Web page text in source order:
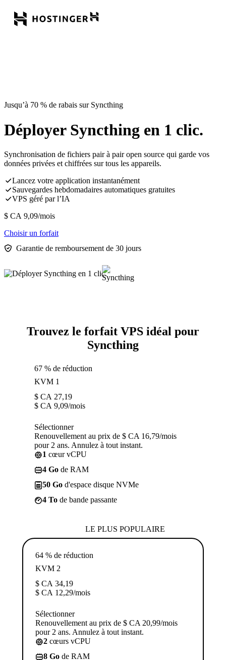
Jusqu’à 70 % de rabais sur Syncthing
Déployer Syncthing en 1 clic.
Synchronisation de fichiers pair à pair open source qui garde vos
données privées et chiffrées sur tous les appareils.
Lancez votre application instantanément
Sauvegardes hebdomadaires automatiques gratuites
VPS géré par l’IA
$ CA 9,09/mois
Choisir un forfait
Garantie de remboursement de 30 jours
Trouvez le forfait VPS idéal pour
Syncthing
67 % de réduction
KVM 1
$ CA 27,19
$ CA 9,09/mois
Sélectionner
Renouvellement au prix de $ CA 16,79/mois
pour 2 ans. Annulez à tout instant.
1 cœur vCPU
4 Go de RAM
50 Go d'espace disque NVMe
4 To de bande passante
LE PLUS POPULAIRE
64 % de réduction
KVM 2
$ CA 34,19
$ CA 12,29/mois
Sélectionner
Renouvellement au prix de $ CA 20,99/mois
pour 2 ans. Annulez à tout instant.
2 cœurs vCPU
8 Go de RAM